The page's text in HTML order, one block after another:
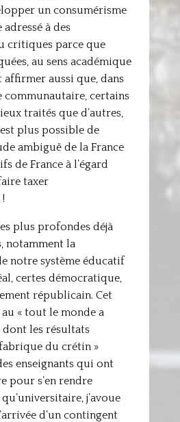
un consumérisme
à des
critiques parce que
au sens académique
aussi que, dans
communautaire, certains
traités que d’autres,
plus possible de
ambiguë de la France
de France à l’égard
taxer
plus profondes déjà
notamment la
notre système éducatif
certes démocratique,
républicain. Cet
« tout le monde a
les résultats
du crétin »
enseignants qui ont
pour s’en rendre
j’avoue
d’un contingent